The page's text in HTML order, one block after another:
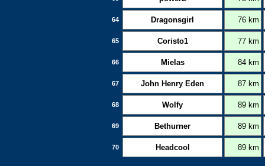
64 Dragonsgirl 76 km
65 Coristo1 77 km
66 Mielas 84 km
67 John Henry Eden 87 km
68 Wolfy 89 km
69 Bethurner 89 km
70 Headcool 89 km